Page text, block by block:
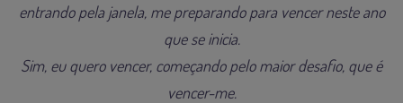
entrando pela janela, me preparando para vencer neste ano
que se inicia.
Sim, eu quero vencer, começando pelo maior desafio, que é
vencer-me.